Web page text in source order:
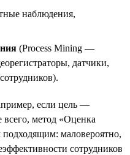
наблюдения,
(Process Mining —
датчики,
если цель —
всего, метод «Оценка
маловероятно,
сотрудников